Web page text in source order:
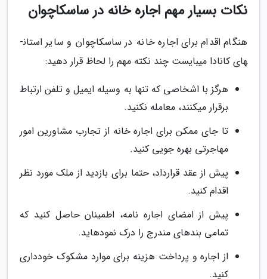
نکات بسیار مهم اجاره خانه در ساسکاچوان
هنگام اقدام برای اجاره خانه در ساسکاچوان و سایر استان­
های کانادا می­بایست چند نکته مهم را لحاظ قرار دهید:
هرگز با اشخاصی که تنها به وسیله ایمیل و تلفن ارتباط
برقرار می­کنند، معامله نکنید.
تا جای ممکن برای اجاره خانه از تجارب مشاورین امور
مهاجرتی بهره­ جویی کنید.
پیش از عقد قرارداد، حتما برای بازدید از ملک مورد نظر
اقدام کنید.
پیش از امضای اجاره نامه، اطمینان حاصل کنید که
تمامی بندهای مندرج را درک نموده­اید.
از اجاره و پرداخت هزینه برای موارد مشکوک خودداری
کنید.